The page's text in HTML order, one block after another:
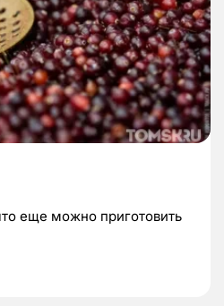
еще можно приготовить